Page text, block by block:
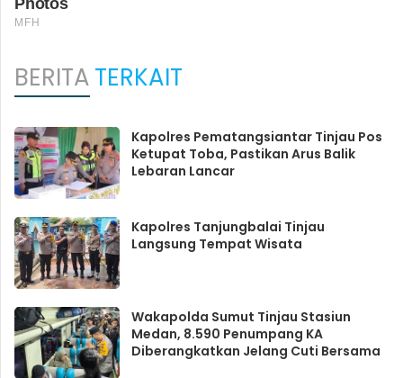
BERITATERKAIT
Kapolres Pematangsiantar Tinjau Pos
Ketupat Toba, Pastikan Arus Balik
Lebaran Lancar
Kapolres Tanjungbalai Tinjau
Langsung Tempat Wisata
Wakapolda Sumut Tinjau Stasiun
Medan, 8.590 Penumpang KA
Diberangkatkan Jelang Cuti Bersama